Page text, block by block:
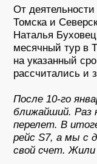
От
Томска и
Наталья
месячный тур в
на указанный
рассчитались и
После 10-го
ближайший. Раз
перелет. В
рейс S7, а мы с
свой счет.